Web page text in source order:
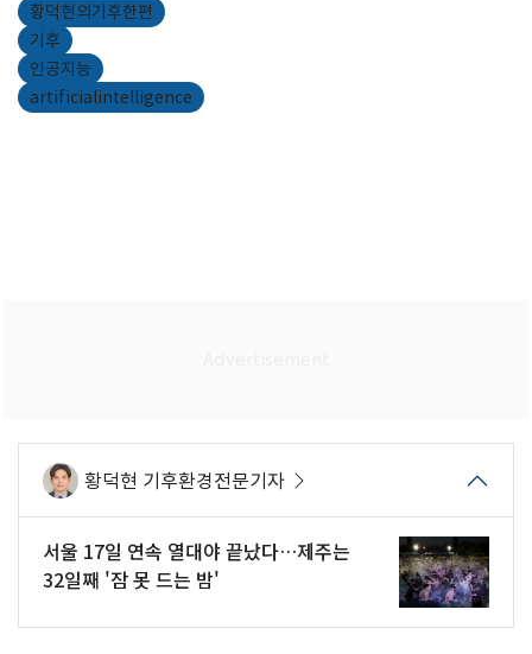
황덕현의기후한편
기후
인공지능
artificialintelligence
황덕현 기후환경전문기자
서울 17일 연속 열대야 끝났다…제주는
32일째 '잠 못 드는 밤'